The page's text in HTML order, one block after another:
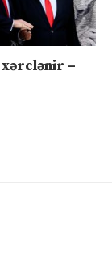
xərclənir –